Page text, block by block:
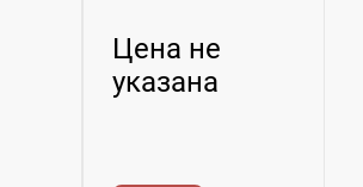
Цена не
указана